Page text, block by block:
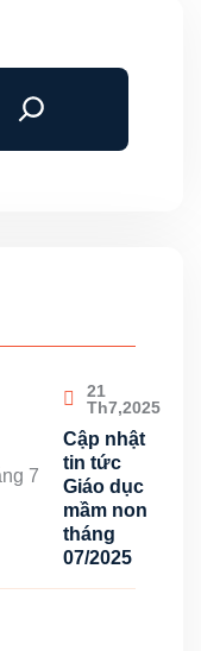
21
Th7,2025
Cập nhật
tin tức
Giáo dục
mầm non
tháng
07/2025